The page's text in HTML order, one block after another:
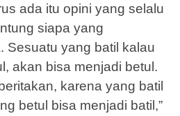
ada itu opini yang selalu
siapa yang
Sesuatu yang batil kalau
akan bisa menjadi betul.
karena yang batil
betul bisa menjadi batil,”